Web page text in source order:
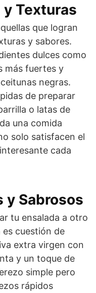
y Texturas
que logran
y sabores.
dulces como
más fuertes y
negras.
de preparar
o latas de
una comida
solo satisfacen el
cada
y Sabrosos
tu ensalada a otro
es cuestión de
extra virgen con
y un toque de
simple pero
rápidos